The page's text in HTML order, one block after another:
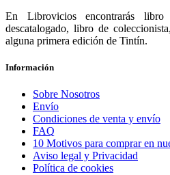
En Librovicios encontrarás
descatalogado, libro de
alguna primera edición de Tintín.
Información
Sobre Nosotros
Envío
Condiciones de venta y envío
FAQ
10 Motivos para comprar en
Aviso legal y Privacidad
Política de cookies